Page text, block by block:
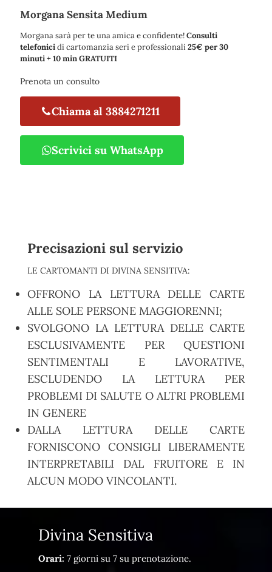
Morgana Sensita Medium
Morgana sarà per te una amica e confidente!Consulti
telefonicidi cartomanzia seri e professionali25€ per 30
minuti + 10 min GRATUITI
Prenota un consulto
Chiama al 3884271211
Scrivici su WhatsApp
Precisazioni sul servizio
LE CARTOMANTI DI DIVINA SENSITIVA:
OFFRONO LA LETTURA DELLE CARTE
ALLE SOLE PERSONE MAGGIORENNI;
SVOLGONO LA LETTURA DELLE CARTE
ESCLUSIVAMENTE PER QUESTIONI
SENTIMENTALI E LAVORATIVE,
ESCLUDENDO LA LETTURA PER
PROBLEMI DI SALUTE O ALTRI PROBLEMI
IN GENERE
DALLA LETTURA DELLE CARTE
FORNISCONO CONSIGLI LIBERAMENTE
INTERPRETABILI DAL FRUITORE E IN
ALCUN MODO VINCOLANTI.
Divina Sensitiva
Orari: 7 giorni su 7 su prenotazione.